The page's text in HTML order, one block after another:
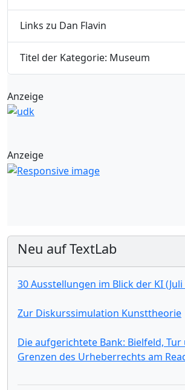
Links zu Dan Flavin
Titel der Kategorie: Museum
Anzeige
Anzeige
Neu auf TextLab
30 Ausstellungen im Blick der KI (Juli
Zur Diskurssimulation Kunsttheorie
Die aufgerichtete Bank: Bielfeld, Tur
Grenzen des Urheberrechts am